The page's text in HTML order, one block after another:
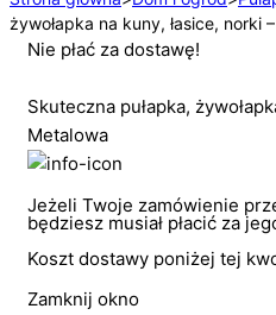
żywołapka na kuny, łasice, norki
Nie płać za dostawę!
Skuteczna pułapka,
Metalowa
Jeżeli Twoje zamówienie
będziesz musiał płacić za
Koszt dostawy poniżej tej
Zamknij okno